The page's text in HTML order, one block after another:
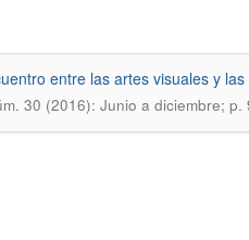
entre las artes visuales y
30 (2016): Junio a diciembre; p.